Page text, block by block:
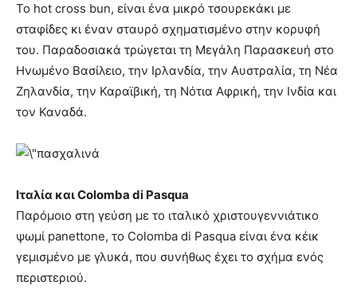
Το hot cross bun, είναι ένα μικρό τσουρεκάκι με
σταφίδες κι έναν σταυρό σχηματισμένο στην κορυφή
του. Παραδοσιακά τρώγεται τη Μεγάλη Παρασκευή στο
Ηνωμένο Βασίλειο, την Ιρλανδία, την Αυστραλία, τη Νέα
Ζηλανδία, την Καραϊβική, τη Νότια Αφρική, την Ινδία και
τον Καναδά.
Ιταλία και Colomba di Pasqua
Παρόμοιο στη γεύση με το ιταλικό χριστουγεννιάτικο
ψωμί panettone, το Colomba di Pasqua είναι ένα κέικ
γεμισμένο με γλυκά, που συνήθως έχει το σχήμα ενός
περιστεριού.